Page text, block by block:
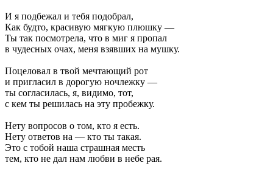
И я подбежал и тебя подобрал,
Как будто, красивую мягкую плюшку —
Ты так посмотрела, что в миг я пропал
в чудесных очах, меня взявших на мушку.
Поцеловал в твой мечтающий рот
и пригласил в дорогую ночлежку —
ты согласилась, я, видимо, тот,
с кем ты решилась на эту пробежку.
Нету вопросов о том, кто я есть.
Нету ответов на — кто ты такая.
Это с тобой наша страшная месть
тем, кто не дал нам любви в небе рая.